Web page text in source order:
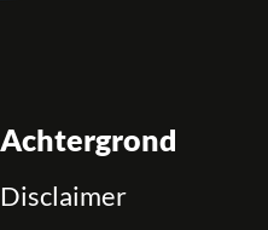
Achtergrond
Disclaimer